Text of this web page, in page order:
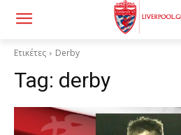
Ετικέτες Derby
Tag: derby